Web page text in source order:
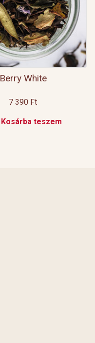
Berry White
7 390 Ft
Kosárba teszem